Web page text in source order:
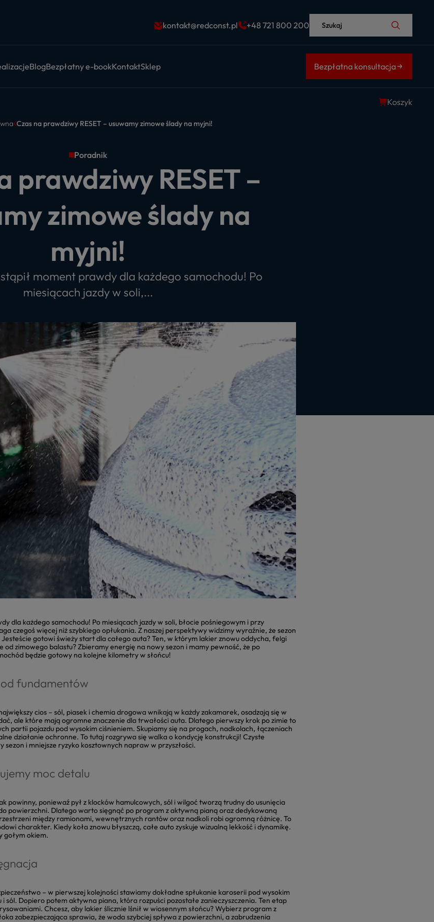
kontakt@redconst.pl +48 721 800 200 Szukaj
BlogBezpłatny e-bookKontaktSklep Bezpłatna konsultacja
Koszyk
Czas na prawdziwy RESET – usuwamy zimowe ślady na myjni!
Poradnik
prawdziwy RESET –
zimowe ślady na
myjni!
moment prawdy dla każdego samochodu! Po
miesiącach jazdy w soli,...
dla każdego samochodu! Po miesiącach jazdy w soli, błocie pośniegowym i przy
czegoś więcej niż szybkiego opłukania. Z naszej perspektywy widzimy wyraźnie, że sezon
gotowi świeży start dla całego auta? Ten, w którym lakier znowu oddycha, felgi
od zimowego balastu? Zbieramy energię na nowy sezon i mamy pewność, że po
będzie gotowy na kolejne kilometry w słońcu!
fundamentów
cios – sól, piasek i chemia drogowa wnikają w każdy zakamarek, osadzają się w
ale które mają ogromne znaczenie dla trwałości auta. Dlatego pierwszy krok po zimie to
partii pojazdu pod wysokim ciśnieniem. Skupiamy się na progach, nadkolach, łączeniach
działanie ochronne. To tutaj rozgrywa się walka o kondycję konstrukcji! Czyste
sezon i mniejsze ryzyko kosztownych napraw w przyszłości.
moc detalu
powinny, poniewaź pył z klocków hamulcowych, sól i wilgoć tworzą trudny do usunięcia
powierzchni. Dlatego warto sięgnąć po program z aktywną pianą oraz dedykowaną
między ramionami, wewnętrznych rantów oraz nadkoli robi ogromną różnicę. To
charakter. Kiedy koła znowu błyszczą, całe auto zyskuje wizualną lekkość i dynamikę.
gołym okiem.
– w pierwszej kolejności stawiamy dokładne spłukanie karoserii pod wysokim
sól. Dopiero potem aktywna piana, która rozpuści pozostałe zanieczyszczenia. Ten etap
Chcesz, aby lakier ślicznie lśnił w wiosennym słońcu? Wybierz program z
zabezpieczająca sprawia, że woda szybciej spływa z powierzchni, a zabrudzenia